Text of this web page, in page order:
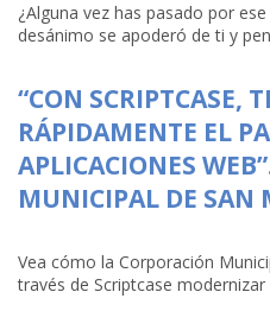
¿Alguna vez has pasado por
desánimo se apoderó de ti y
“CON SCRIPTCASE,
RÁPIDAMENTE EL
APLICACIONES
MUNICIPAL DE SAN
Vea cómo la Corporación
través de Scriptcase modernizar